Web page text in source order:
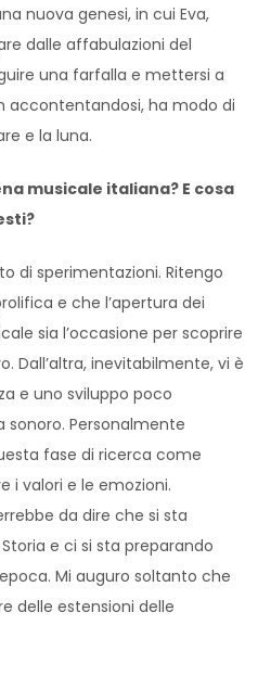
nuova genesi, in cui Eva,
dalle affabulazioni del
una farfalla e mettersi a
accontentandosi, ha modo di
e la luna.
musicale italiana? E cosa
di sperimentazioni. Ritengo
e che l’apertura dei
sia l’occasione per scoprire
Dall’altra, inevitabilmente, vi è
e uno sviluppo poco
Personalmente
fase di ricerca come
i valori e le emozioni.
da dire che si sta
e ci si sta preparando
Mi auguro soltanto che
delle estensioni delle